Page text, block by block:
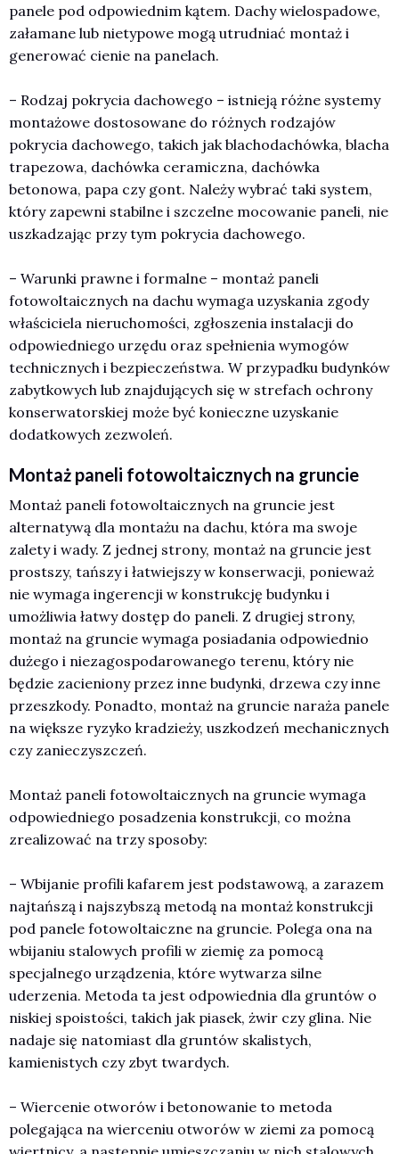
panele pod odpowiednim kątem. Dachy wielospadowe,
załamane lub nietypowe mogą utrudniać montaż i
generować cienie na panelach.
– Rodzaj pokrycia dachowego – istnieją różne systemy
montażowe dostosowane do różnych rodzajów
pokrycia dachowego, takich jak blachodachówka, blacha
trapezowa, dachówka ceramiczna, dachówka
betonowa, papa czy gont. Należy wybrać taki system,
który zapewni stabilne i szczelne mocowanie paneli, nie
uszkadzając przy tym pokrycia dachowego.
– Warunki prawne i formalne – montaż paneli
fotowoltaicznych na dachu wymaga uzyskania zgody
właściciela nieruchomości, zgłoszenia instalacji do
odpowiedniego urzędu oraz spełnienia wymogów
technicznych i bezpieczeństwa. W przypadku budynków
zabytkowych lub znajdujących się w strefach ochrony
konserwatorskiej może być konieczne uzyskanie
dodatkowych zezwoleń.
Montaż paneli fotowoltaicznych na gruncie
Montaż paneli fotowoltaicznych na gruncie jest
alternatywą dla montażu na dachu, która ma swoje
zalety i wady. Z jednej strony, montaż na gruncie jest
prostszy, tańszy i łatwiejszy w konserwacji, ponieważ
nie wymaga ingerencji w konstrukcję budynku i
umożliwia łatwy dostęp do paneli. Z drugiej strony,
montaż na gruncie wymaga posiadania odpowiednio
dużego i niezagospodarowanego terenu, który nie
będzie zacieniony przez inne budynki, drzewa czy inne
przeszkody. Ponadto, montaż na gruncie naraża panele
na większe ryzyko kradzieży, uszkodzeń mechanicznych
czy zanieczyszczeń.
Montaż paneli fotowoltaicznych na gruncie wymaga
odpowiedniego posadzenia konstrukcji, co można
zrealizować na trzy sposoby:
– Wbijanie profili kafarem jest podstawową, a zarazem
najtańszą i najszybszą metodą na montaż konstrukcji
pod panele fotowoltaiczne na gruncie. Polega ona na
wbijaniu stalowych profili w ziemię za pomocą
specjalnego urządzenia, które wytwarza silne
uderzenia. Metoda ta jest odpowiednia dla gruntów o
niskiej spoistości, takich jak piasek, żwir czy glina. Nie
nadaje się natomiast dla gruntów skalistych,
kamienistych czy zbyt twardych.
– Wiercenie otworów i betonowanie to metoda
polegająca na wierceniu otworów w ziemi za pomocą